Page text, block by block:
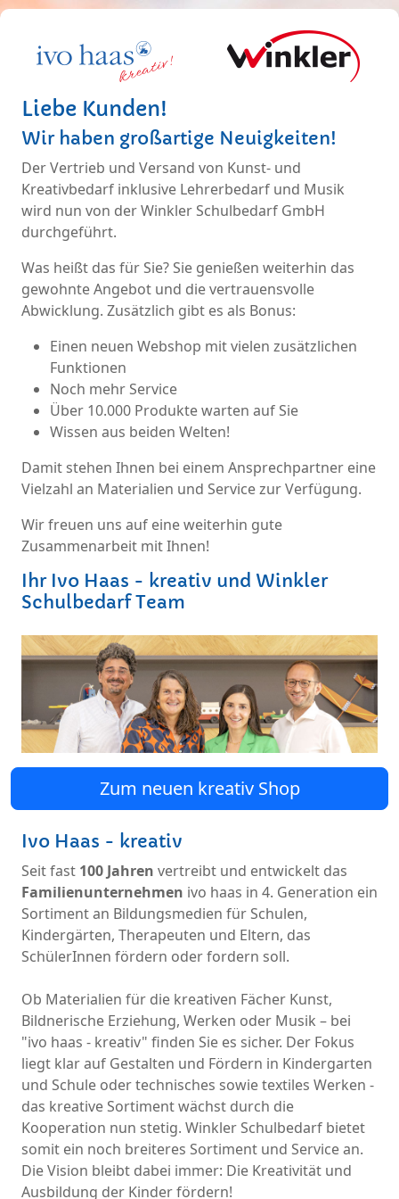
Liebe Kunden!
Wir haben großartige Neuigkeiten!
Der Vertrieb und Versand von Kunst- und
Kreativbedarf inklusive Lehrerbedarf und Musik
wird nun von der Winkler Schulbedarf GmbH
durchgeführt.
Was heißt das für Sie? Sie genießen weiterhin das
gewohnte Angebot und die vertrauensvolle
Abwicklung. Zusätzlich gibt es als Bonus:
Einen neuen Webshop mit vielen zusätzlichen
Funktionen
Noch mehr Service
Über 10.000 Produkte warten auf Sie
Wissen aus beiden Welten!
Damit stehen Ihnen bei einem Ansprechpartner eine
Vielzahl an Materialien und Service zur Verfügung.
Wir freuen uns auf eine weiterhin gute
Zusammenarbeit mit Ihnen!
Ihr Ivo Haas - kreativ und Winkler
Schulbedarf Team
Zum neuen kreativ Shop
Ivo Haas - kreativ
Seit fast 100 Jahren vertreibt und entwickelt das
Familienunternehmen ivo haas in 4. Generation ein
Sortiment an Bildungsmedien für Schulen,
Kindergärten, Therapeuten und Eltern, das
SchülerInnen fördern oder fordern soll.
Ob Materialien für die kreativen Fächer Kunst,
Bildnerische Erziehung, Werken oder Musik – bei
"ivo haas - kreativ" finden Sie es sicher. Der Fokus
liegt klar auf Gestalten und Fördern in Kindergarten
und Schule oder technisches sowie textiles Werken -
das kreative Sortiment wächst durch die
Kooperation nun stetig. Winkler Schulbedarf bietet
somit ein noch breiteres Sortiment und Service an.
Die Vision bleibt dabei immer: Die Kreativität und
Ausbildung der Kinder fördern!